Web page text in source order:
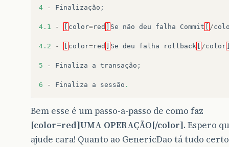
e.printStackTrace
session. close();
}
public Integer quantidadeRegistros
Integer
new Integer
session
= Conexao.getInstance ();
Query query = session.createQuery(
try {
4 - Finalização ;
4.1 - color=red Se não deu falha Commit /
4.2 - color=red Se deu falha rollback /color
5 - Finaliza a transação ;
6 - Finaliza a sessão .
Bem esse é um passo-a-passo de como faz
[color=red]UMA OPERAÇÃO[/color]. Espero
ajude cara! Quanto ao GenericDao tá tudo